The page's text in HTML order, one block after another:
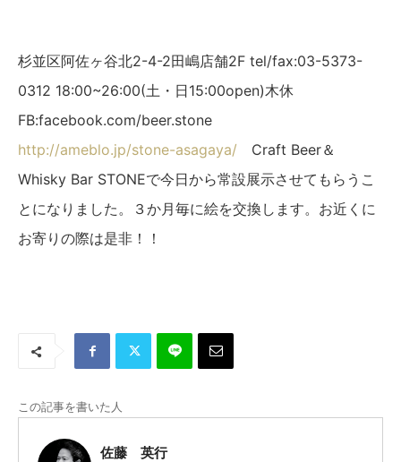
杉並区阿佐ヶ谷北2-4-2田嶋店舗2F tel/fax:03-5373-
0312 18:00~26:00(土・日15:00open)木休
FB:facebook.com/beer.stone
http://ameblo.jp/stone-asagaya/ Craft Beer＆
Whisky Bar STONEで今日から常設展示させてもらうこ
とになりました。３か月毎に絵を交換します。お近くに
お寄りの際は是非！！
この記事を書いた人
佐藤 英行